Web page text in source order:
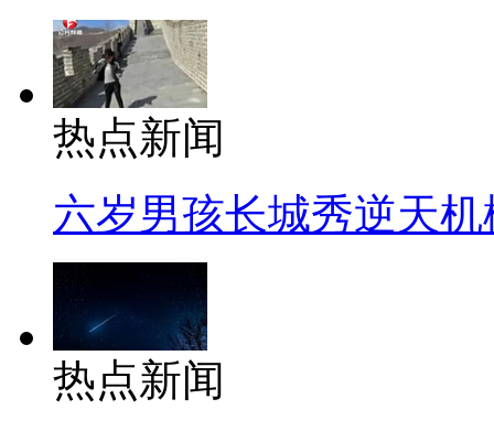
热点新闻
六岁男孩长城秀逆天机
热点新闻